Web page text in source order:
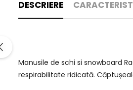
DESCRIERE
Manusile de schi si snowboard
respirabilitate ridicată.